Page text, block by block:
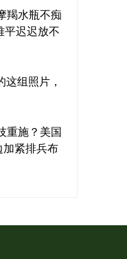
羯水瓶不痴
平迟迟放不
组照片，
重施？美国
紧排兵布